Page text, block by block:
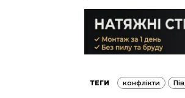
ТЕГИ конфлікти